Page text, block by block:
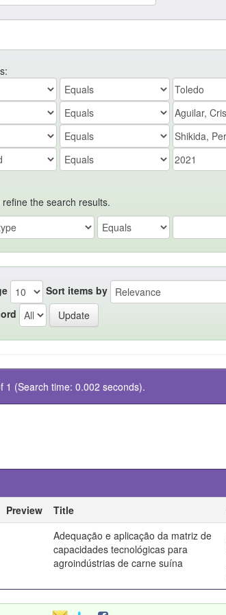
the search results.
Sort items by
1 (Search time: 0.002 seconds).
Preview Title
Adequação e aplicação da matriz de
capacidades tecnológicas para
agroindústrias de carne suína